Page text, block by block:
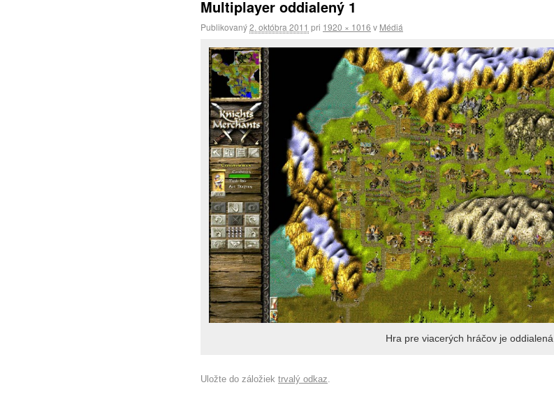
Multiplayer oddialený 1
Publikovaný2. októbra 2011 pri 1920 × 1016 v Médiá
Hra pre viacerých hráčov je oddialená
Uložte do záložiek trvalý odkaz.